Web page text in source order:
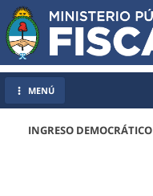
INGRESO DEMOCRÁTICO
MENÚ